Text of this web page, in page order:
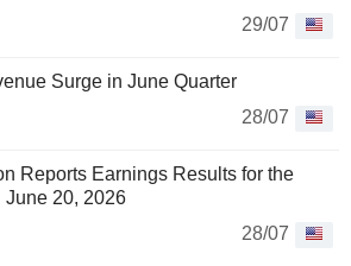
29/07
Surge in June Quarter
28/07
Reports Earnings Results for the
June 20, 2026
28/07